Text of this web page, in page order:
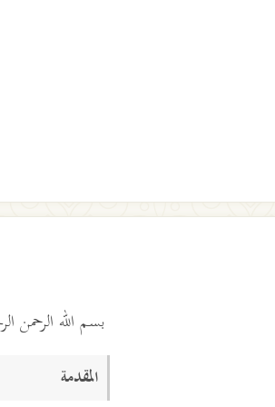
بسم الله الرحمن
المقدمة